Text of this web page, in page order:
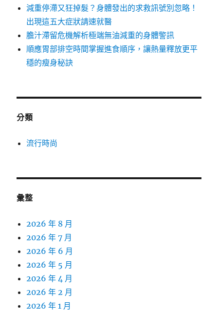
減重停滯又狂掉髮？身體發出的求救訊號別忽略！
出現這五大症狀請速就醫
膽汁滯留危機解析極端無油減重的身體警訊
順應胃部排空時間掌握進食順序，讓熱量釋放更平
穩的瘦身秘訣
分類
流行時尚
彙整
2026 年 8 月
2026 年 7 月
2026 年 6 月
2026 年 5 月
2026 年 4 月
2026 年 2 月
2026 年 1 月